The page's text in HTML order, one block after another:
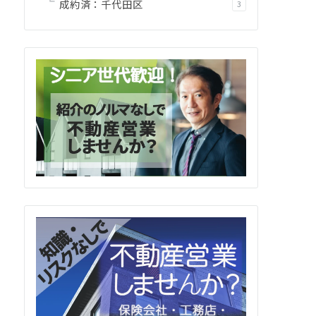
成約済：千代田区 3